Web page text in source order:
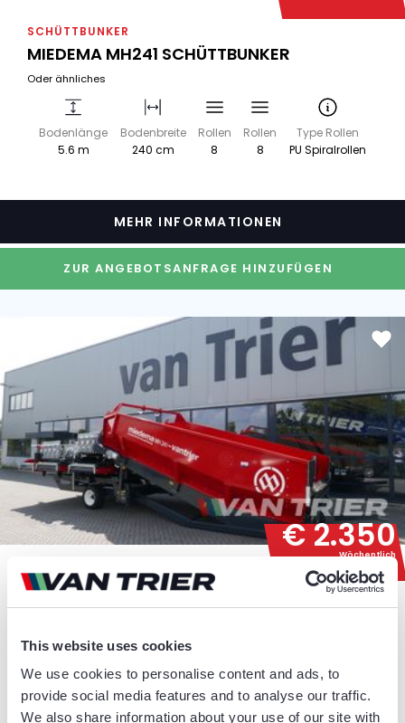
This website uses cookies
We use cookies to personalise content and ads, to
provide social media features and to analyse our traffic.
We also share information about your use of our site with
SCHÜTTBUNKER
MIEDEMA MH241 SCHÜTTBUNKER
Oder ähnliches
Bodenlänge
5.6 m
Bodenbreite
240 cm
Rollen
8
Rollen
8
Type Rollen
PU Spiralrollen
MEHR INFORMATIONEN
ZUR ANGEBOTSANFRAGE HINZUFÜGEN
€ 2.350
Wöchentlich
SCHÜTTBUNKER
Oder ähnliches
Bodenlänge
5,1 m
Bodenbreite
240 cm
Rollen
16
Rollen
16
Type Rollen
PU Spiralrollen